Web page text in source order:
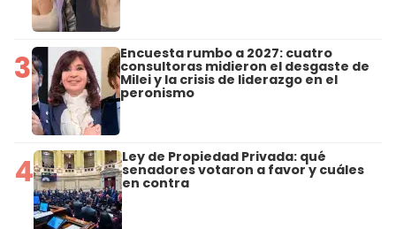
3 Encuesta rumbo a 2027: cuatro
consultoras midieron el desgaste de
Milei y la crisis de liderazgo en el
peronismo
4 Ley de Propiedad Privada: qué
senadores votaron a favor y cuáles
en contra